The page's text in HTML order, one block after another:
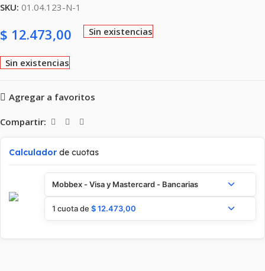
SKU: 01.04.123-N-1
$ 12.473,00 Sin existencias
Sin existencias
Agregar a favoritos
Compartir:
Calculador de cuotas
Mobbex - Visa y Mastercard - Bancarias
1 cuota de $12.473,00